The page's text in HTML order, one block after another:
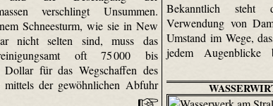
verschlingt Unsummen.
Schneesturm, wie sie in New
nicht selten sind, muss das
oft 75 000 bis
Dollar für das Wegschaffen des
mittels der gewöhnlichen Abfuhr
Bekanntlich steht
Verwendung von
Umstand im Wege,
jedem Augenblicke